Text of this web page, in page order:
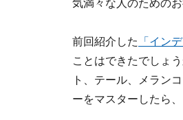
気満々な人のための
前回紹介した 「イン
ことはできたでしょ
ト、テール、メラン
ーをマスターしたら